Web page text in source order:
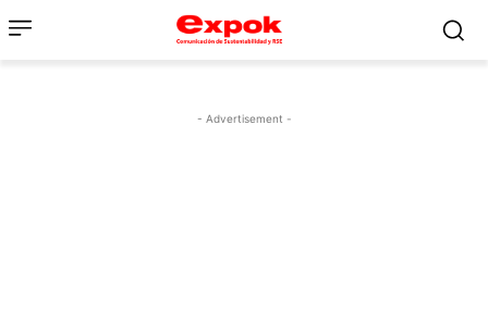
- Advertisement -